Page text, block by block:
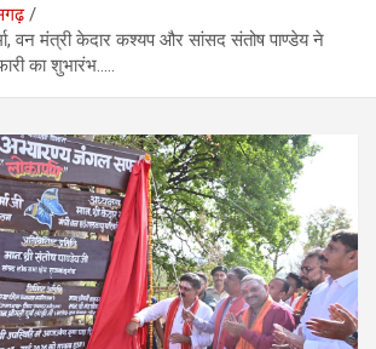
वन मंत्री केदार कश्यप और सांसद संतोष पाण्डेय ने
का शुभारंभ…..